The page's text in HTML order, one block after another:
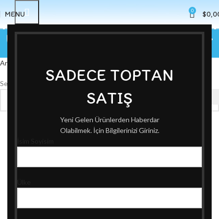
SADECE TOPTAN
SATIŞ
Yeni Gelen Ürünlerden Haberdar
Olabilmek. İçin Bilgilerinizi Giriniz.
MENU 0 $
Unisex Çocuk Yaz Modeller
Ana Sayfa
Seçiminizle eşleşen ürün bulunamadı.